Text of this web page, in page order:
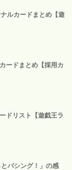
ルカードまとめ【遊
ードまとめ【採用カ
ドリスト【遊戯王ラ
バシング！」の感